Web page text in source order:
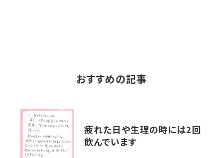
おすすめの記事
疲れた日や生理の時には2回
飲んでいます